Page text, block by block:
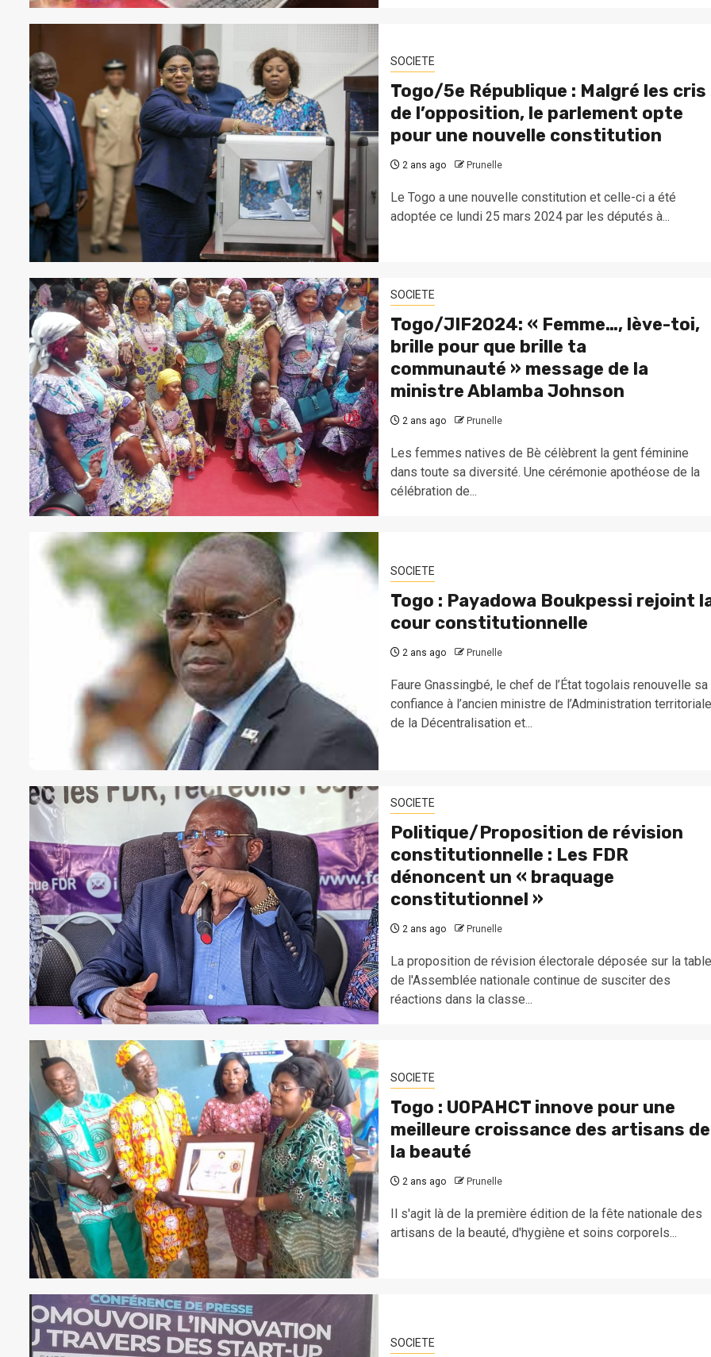
SOCIETE
Togo/5e République : Malgré les cris
de l’opposition, le parlement opte
pour une nouvelle constitution
2 ans ago Prunelle
Le Togo a une nouvelle constitution et celle-ci a été
adoptée ce lundi 25 mars 2024 par les députés à...
SOCIETE
Togo/JIF2024: « Femme…, lève-toi,
brille pour que brille ta
communauté » message de la
ministre Ablamba Johnson
2 ans ago Prunelle
Les femmes natives de Bè célèbrent la gent féminine
dans toute sa diversité. Une cérémonie apothéose de la
célébration de...
SOCIETE
Togo : Payadowa Boukpessi rejoint
cour constitutionnelle
2 ans ago Prunelle
Faure Gnassingbé, le chef de l’État togolais renouvelle sa
confiance à l’ancien ministre de l’Administration
de la Décentralisation et...
SOCIETE
Politique/Proposition de révision
constitutionnelle : Les FDR
dénoncent un « braquage
constitutionnel »
2 ans ago Prunelle
La proposition de révision électorale déposée sur la table
de l'Assemblée nationale continue de susciter des
réactions dans la classe...
SOCIETE
Togo : UOPAHCT innove pour une
meilleure croissance des artisans de
la beauté
2 ans ago Prunelle
Il s'agit là de la première édition de la fête nationale des
artisans de la beauté, d'hygiène et soins corporels...
SOCIETE